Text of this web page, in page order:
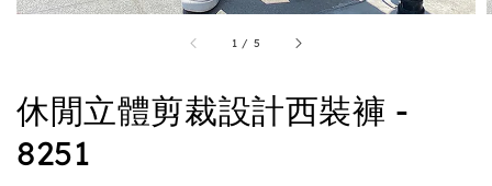
1 / 5
休閒立體剪裁設計西裝褲 -
8251